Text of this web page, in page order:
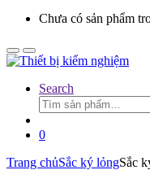
Chưa có sản phẩm
Search
Tìm
kiếm:
0
Trang chủSắc ký lỏngSắc